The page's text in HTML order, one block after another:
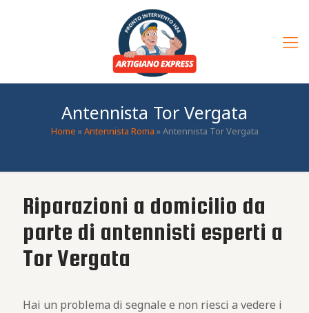
Antennista Tor Vergata
Home »Antennista Roma »Antennista Tor Vergata
Riparazioni a domicilio da
parte di antennisti esperti a
Tor Vergata
Hai un problema di segnale e non riesci a vedere i